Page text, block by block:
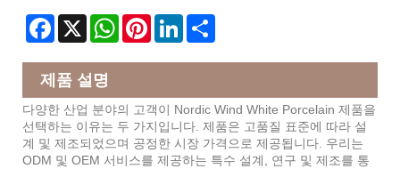
Facebook
X WhatsAppPinterestLinkedIn
제품 설명
다양한 산업 분야의 고객이 Nordic Wind White Porcelain 제품을
선택하는 이유는 두 가지입니다. 제품은 고품질 표준에 따라 설
계 및 제조되었으며 공정한 시장 가격으로 제공됩니다. 우리는
ODM 및 OEM 서비스를 제공하는 특수 설계, 연구 및 제조를 통